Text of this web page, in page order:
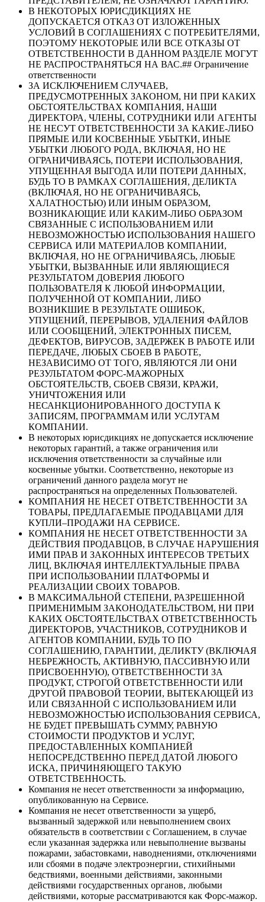
В НЕКОТОРЫХ ЮРИСДИКЦИЯХ НЕ
ДОПУСКАЕТСЯ ОТКАЗ ОТ ИЗЛОЖЕННЫХ
УСЛОВИЙ В СОГЛАШЕНИЯХ С ПОТРЕБИТЕЛЯМИ,
ПОЭТОМУ НЕКОТОРЫЕ ИЛИ ВСЕ ОТКАЗЫ ОТ
ОТВЕТСТВЕННОСТИ В ДАННОМ РАЗДЕЛЕ МОГУТ
НЕ РАСПРОСТРАНЯТЬСЯ НА ВАС.## Ограничение
ответственности
ЗА ИСКЛЮЧЕНИЕМ СЛУЧАЕВ,
ПРЕДУСМОТРЕННЫХ ЗАКОНОМ, НИ ПРИ КАКИХ
ОБСТОЯТЕЛЬСТВАХ КОМПАНИЯ, НАШИ
ДИРЕКТОРА, ЧЛЕНЫ, СОТРУДНИКИ ИЛИ АГЕНТЫ
НЕ НЕСУТ ОТВЕТСТВЕННОСТИ ЗА КАКИЕ-ЛИБО
ПРЯМЫЕ ИЛИ КОСВЕННЫЕ УБЫТКИ, ИНЫЕ
УБЫТКИ ЛЮБОГО РОДА, ВКЛЮЧАЯ, НО НЕ
ОГРАНИЧИВАЯСЬ, ПОТЕРИ ИСПОЛЬЗОВАНИЯ,
УПУЩЕННАЯ ВЫГОДА ИЛИ ПОТЕРИ ДАННЫХ,
БУДЬ ТО В РАМКАХ СОГЛАШЕНИЯ, ДЕЛИКТА
(ВКЛЮЧАЯ, НО НЕ ОГРАНИЧИВАЯСЬ,
ХАЛАТНОСТЬЮ) ИЛИ ИНЫМ ОБРАЗОМ,
ВОЗНИКАЮЩИЕ ИЛИ КАКИМ-ЛИБО ОБРАЗОМ
СВЯЗАННЫЕ С ИСПОЛЬЗОВАНИЕМ ИЛИ
НЕВОЗМОЖНОСТЬЮ ИСПОЛЬЗОВАНИЯ НАШЕГО
СЕРВИСА ИЛИ МАТЕРИАЛОВ КОМПАНИИ,
ВКЛЮЧАЯ, НО НЕ ОГРАНИЧИВАЯСЬ, ЛЮБЫЕ
УБЫТКИ, ВЫЗВАННЫЕ ИЛИ ЯВЛЯЮЩИЕСЯ
РЕЗУЛЬТАТОМ ДОВЕРИЯ ЛЮБОГО
ПОЛЬЗОВАТЕЛЯ К ЛЮБОЙ ИНФОРМАЦИИ,
ПОЛУЧЕННОЙ ОТ КОМПАНИИ, ЛИБО
ВОЗНИКШИЕ В РЕЗУЛЬТАТЕ ОШИБОК,
УПУЩЕНИЙ, ПЕРЕРЫВОВ, УДАЛЕНИЯ ФАЙЛОВ
ИЛИ СООБЩЕНИЙ, ЭЛЕКТРОННЫХ ПИСЕМ,
ДЕФЕКТОВ, ВИРУСОВ, ЗАДЕРЖЕК В РАБОТЕ ИЛИ
ПЕРЕДАЧЕ, ЛЮБЫХ СБОЕВ В РАБОТЕ,
НЕЗАВИСИМО ОТ ТОГО, ЯВЛЯЮТСЯ ЛИ ОНИ
РЕЗУЛЬТАТОМ ФОРС-МАЖОРНЫХ
ОБСТОЯТЕЛЬСТВ, СБОЕВ СВЯЗИ, КРАЖИ,
УНИЧТОЖЕНИЯ ИЛИ
НЕСАНКЦИОНИРОВАННОГО ДОСТУПА К
ЗАПИСЯМ, ПРОГРАММАМ ИЛИ УСЛУГАМ
КОМПАНИИ.
В некоторых юрисдикциях не допускается исключение
некоторых гарантий, а также ограничения или
исключения ответственности за случайные или
косвенные убытки. Соответственно, некоторые из
ограничений данного раздела могут не
распространяться на определенных Пользователей.
КОМПАНИЯ НЕ НЕСЕТ ОТВЕТСТВЕННОСТИ ЗА
ТОВАРЫ, ПРЕДЛАГАЕМЫЕ ПРОДАВЦАМИ ДЛЯ
КУПЛИ–ПРОДАЖИ НА СЕРВИСЕ.
КОМПАНИЯ НЕ НЕСЕТ ОТВЕТСТВЕННОСТИ ЗА
ДЕЙСТВИЯ ПРОДАВЦОВ, В СЛУЧАЕ НАРУШЕНИЯ
ИМИ ПРАВ И ЗАКОННЫХ ИНТЕРЕСОВ ТРЕТЬИХ
ЛИЦ, ВКЛЮЧАЯ ИНТЕЛЛЕКТУАЛЬНЫЕ ПРАВА
ПРИ ИСПОЛЬЗОВАНИИ ПЛАТФОРМЫ И
РЕАЛИЗАЦИИ СВОИХ ТОВАРОВ.
В МАКСИМАЛЬНОЙ СТЕПЕНИ, РАЗРЕШЕННОЙ
ПРИМЕНИМЫМ ЗАКОНОДАТЕЛЬСТВОМ, НИ ПРИ
КАКИХ ОБСТОЯТЕЛЬСТВАХ ОТВЕТСТВЕННОСТЬ
ДИРЕКТОРОВ, УЧАСТНИКОВ, СОТРУДНИКОВ И
АГЕНТОВ КОМПАНИИ, БУДЬ ТО ПО
СОГЛАШЕНИЮ, ГАРАНТИИ, ДЕЛИКТУ (ВКЛЮЧАЯ
НЕБРЕЖНОСТЬ, АКТИВНУЮ, ПАССИВНУЮ ИЛИ
ПРИСВОЕННУЮ), ОТВЕТСТВЕННОСТИ ЗА
ПРОДУКТ, СТРОГОЙ ОТВЕТСТВЕННОСТИ ИЛИ
ДРУГОЙ ПРАВОВОЙ ТЕОРИИ, ВЫТЕКАЮЩЕЙ ИЗ
ИЛИ СВЯЗАННОЙ С ИСПОЛЬЗОВАНИЕМ ИЛИ
НЕВОЗМОЖНОСТЬЮ ИСПОЛЬЗОВАНИЯ СЕРВИСА,
НЕ БУДЕТ ПРЕВЫШАТЬ СУММУ, РАВНУЮ
СТОИМОСТИ ПРОДУКТОВ И УСЛУГ,
ПРЕДОСТАВЛЕННЫХ КОМПАНИЕЙ
НЕПОСРЕДСТВЕННО ПЕРЕД ДАТОЙ ЛЮБОГО
ИСКА, ПРИЧИНЯЮЩЕГО ТАКУЮ
ОТВЕТСТВЕННОСТЬ.
Компания не несет ответственности за информацию,
опубликованную на Сервисе.
Компания не несет ответственности за ущерб,
вызванный задержкой или невыполнением своих
обязательств в соответствии с Соглашением, в случае
если указанная задержка или невыполнение вызваны
пожарами, забастовками, наводнениями, отключениями
или сбоями в подаче электроэнергии, стихийными
бедствиями, военными действиями, законными
действиями государственных органов, любыми
действиями, которые рассматриваются как Форс-мажор.